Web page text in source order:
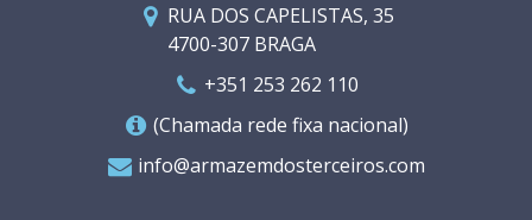
RUA DOS CAPELISTAS, 35
4700-307 BRAGA
+351 253 262 110
(Chamada rede fixa nacional)
info@armazemdosterceiros.com